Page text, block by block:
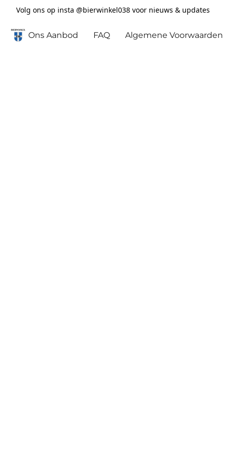
Volg ons op insta @bierwinkel038 voor nieuws & updates
Ons Aanbod FAQ Algemene Voorwaarden